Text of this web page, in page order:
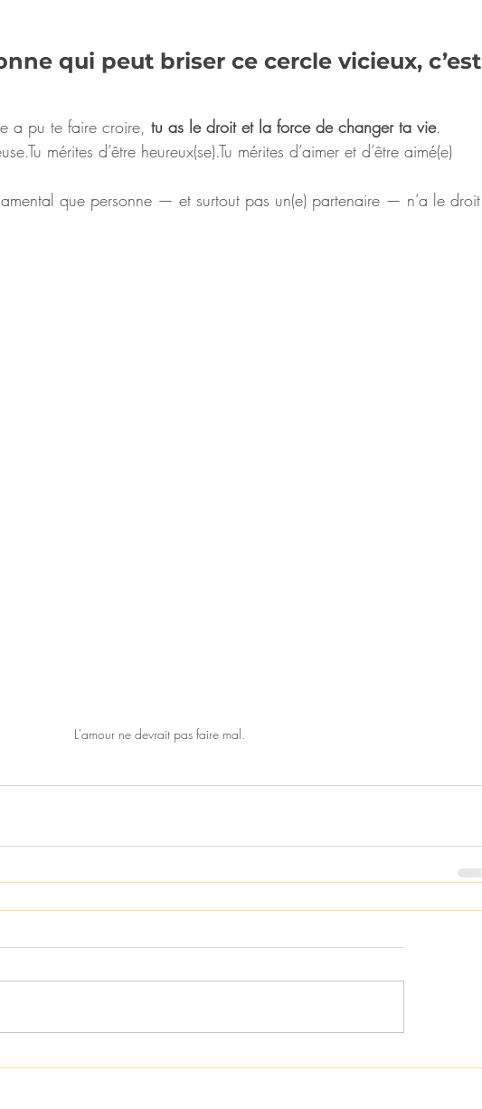
qui peut briser ce cercle vicieux, c’est
a pu te faire croire, tu as le droit et la force de changer ta vie.
mérites d’être heureux(se).Tu mérites d’aimer et d’être aimé(e)
que personne — et surtout pas un(e) partenaire — n’a le droit
L'amour ne devrait pas faire mal.